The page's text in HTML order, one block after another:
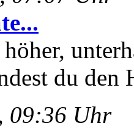
höher,
du den
09:36 Uhr